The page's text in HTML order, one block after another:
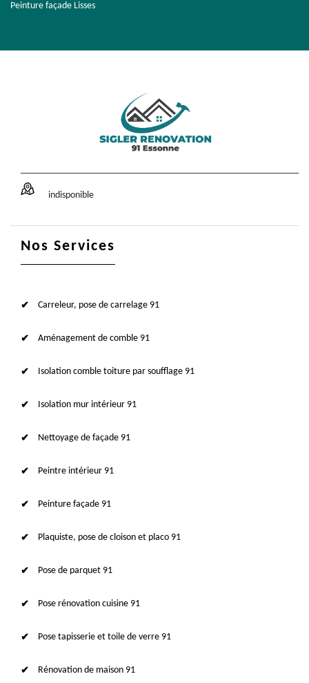
Peinture façade Lisses
indisponible
Nos Services
Carreleur, pose de carrelage 91
Aménagement de comble 91
Isolation comble toiture par soufflage 91
Isolation mur intérieur 91
Nettoyage de façade 91
Peintre intérieur 91
Peinture façade 91
Plaquiste, pose de cloison et placo 91
Pose de parquet 91
Pose rénovation cuisine 91
Pose tapisserie et toile de verre 91
Rénovation de maison 91